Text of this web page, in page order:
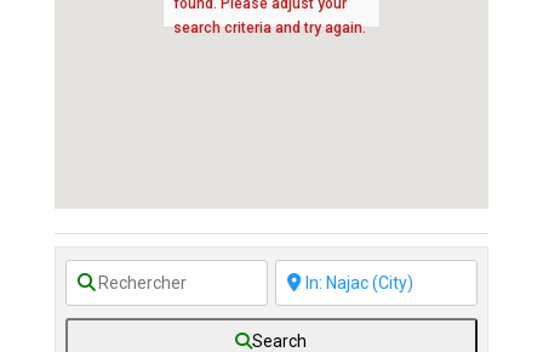
found. Please adjust your
search criteria and try again.
Search